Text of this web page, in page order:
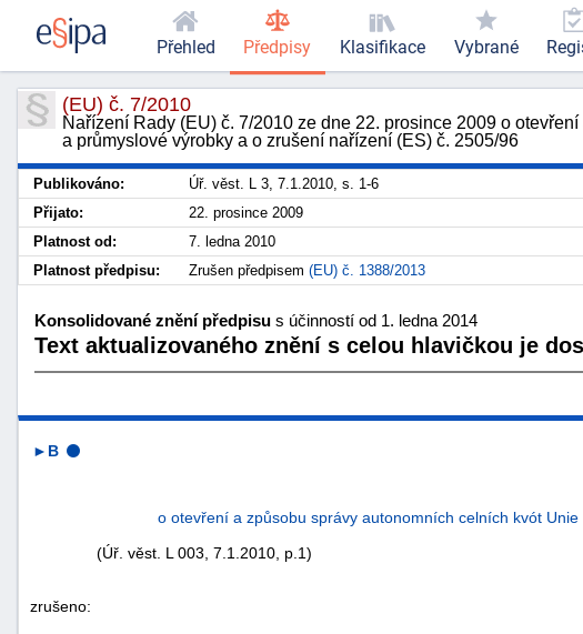
(EU) č. 7/2010
Nařízení Rady (EU) č. 7/2010 ze dne 22. prosince 2009 o
a průmyslové výrobky a o zrušení nařízení (ES) č. 2505/96
Publikováno: Úř. věst. L 3, 7.1.2010, s. 1-6
Přijato:
22. prosince 2009
Platnost od:
7. ledna 2010
Platnost předpisu:
Zrušen předpisem (EU) č. 1388/2013
Konsolidované znění předpisu s účinností od 1. ledna 2014
Text aktualizovaného znění s celou hlavičkou je
►B
o otevření a způsobu správy autonomních celních kvót
(Úř. věst. L 003, 7.1.2010, p.1)
zrušeno:
Přehled Předpisy Klasifikace Vybrané